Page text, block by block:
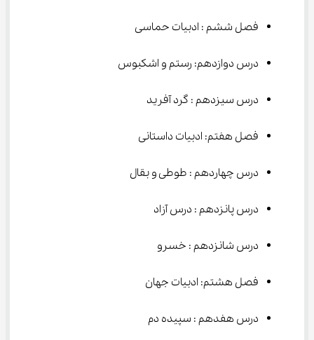
فصل ششم : ادبیات حماسی
درس دوازدهم: رستم و اشکبوس
درس سیزدهم : گرد آفرید
فصل هفتم: ادبیات داستانی
درس چهاردهم : طوطی و بقال
درس پانزدهم : درس آزاد
درس شانزدهم : خسرو
فصل هشتم: ادبیات جهان
درس هفدهم : سپیده دم